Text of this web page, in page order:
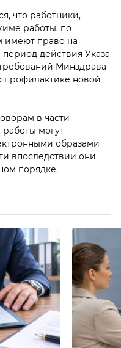
что работники,
работы, по
имеют право на
действия Указа
Минздрава
профилактике новой
в части
могут
образами
впоследствии они
порядке.